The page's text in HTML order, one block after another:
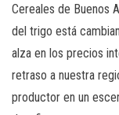
Cereales de Buenos
del trigo está
alza en los precios
retraso a nuestra
productor en un